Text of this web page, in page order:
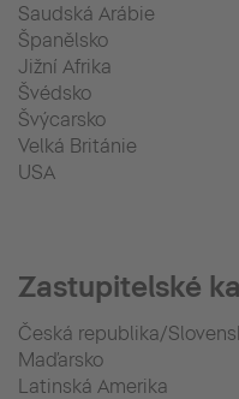
Saudská Arábie
Španělsko
Jižní Afrika
Švédsko
Švýcarsko
Velká Británie
USA
Zastupitelské
Česká republika/
Maďarsko
Latinská Amerika